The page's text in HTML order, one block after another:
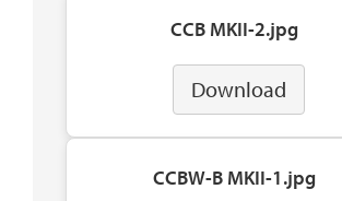
CCB MKII-2.jpg
Download
CCBW-B MKII-1.jpg